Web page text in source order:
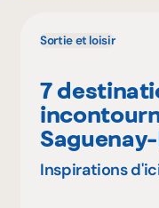
Sortie et loisir
7
Inspirations